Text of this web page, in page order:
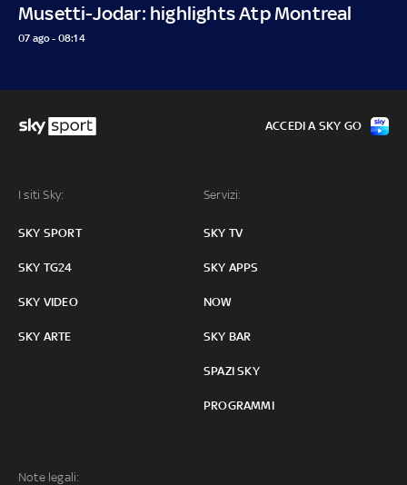
Musetti-Jodar: highlights Atp Montreal
07 ago - 08:14
I siti Sky:
SKY SPORT
SKY TG24
SKY VIDEO
SKY ARTE
Servizi:
SKY TV
SKY APPS
NOW
SKY BAR
SPAZI SKY
PROGRAMMI
Note legali:
ACCEDI A SKY GO